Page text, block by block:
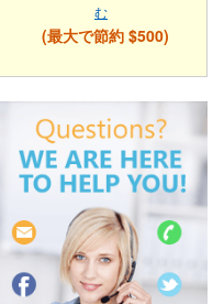
む
(最大で節約 $500)